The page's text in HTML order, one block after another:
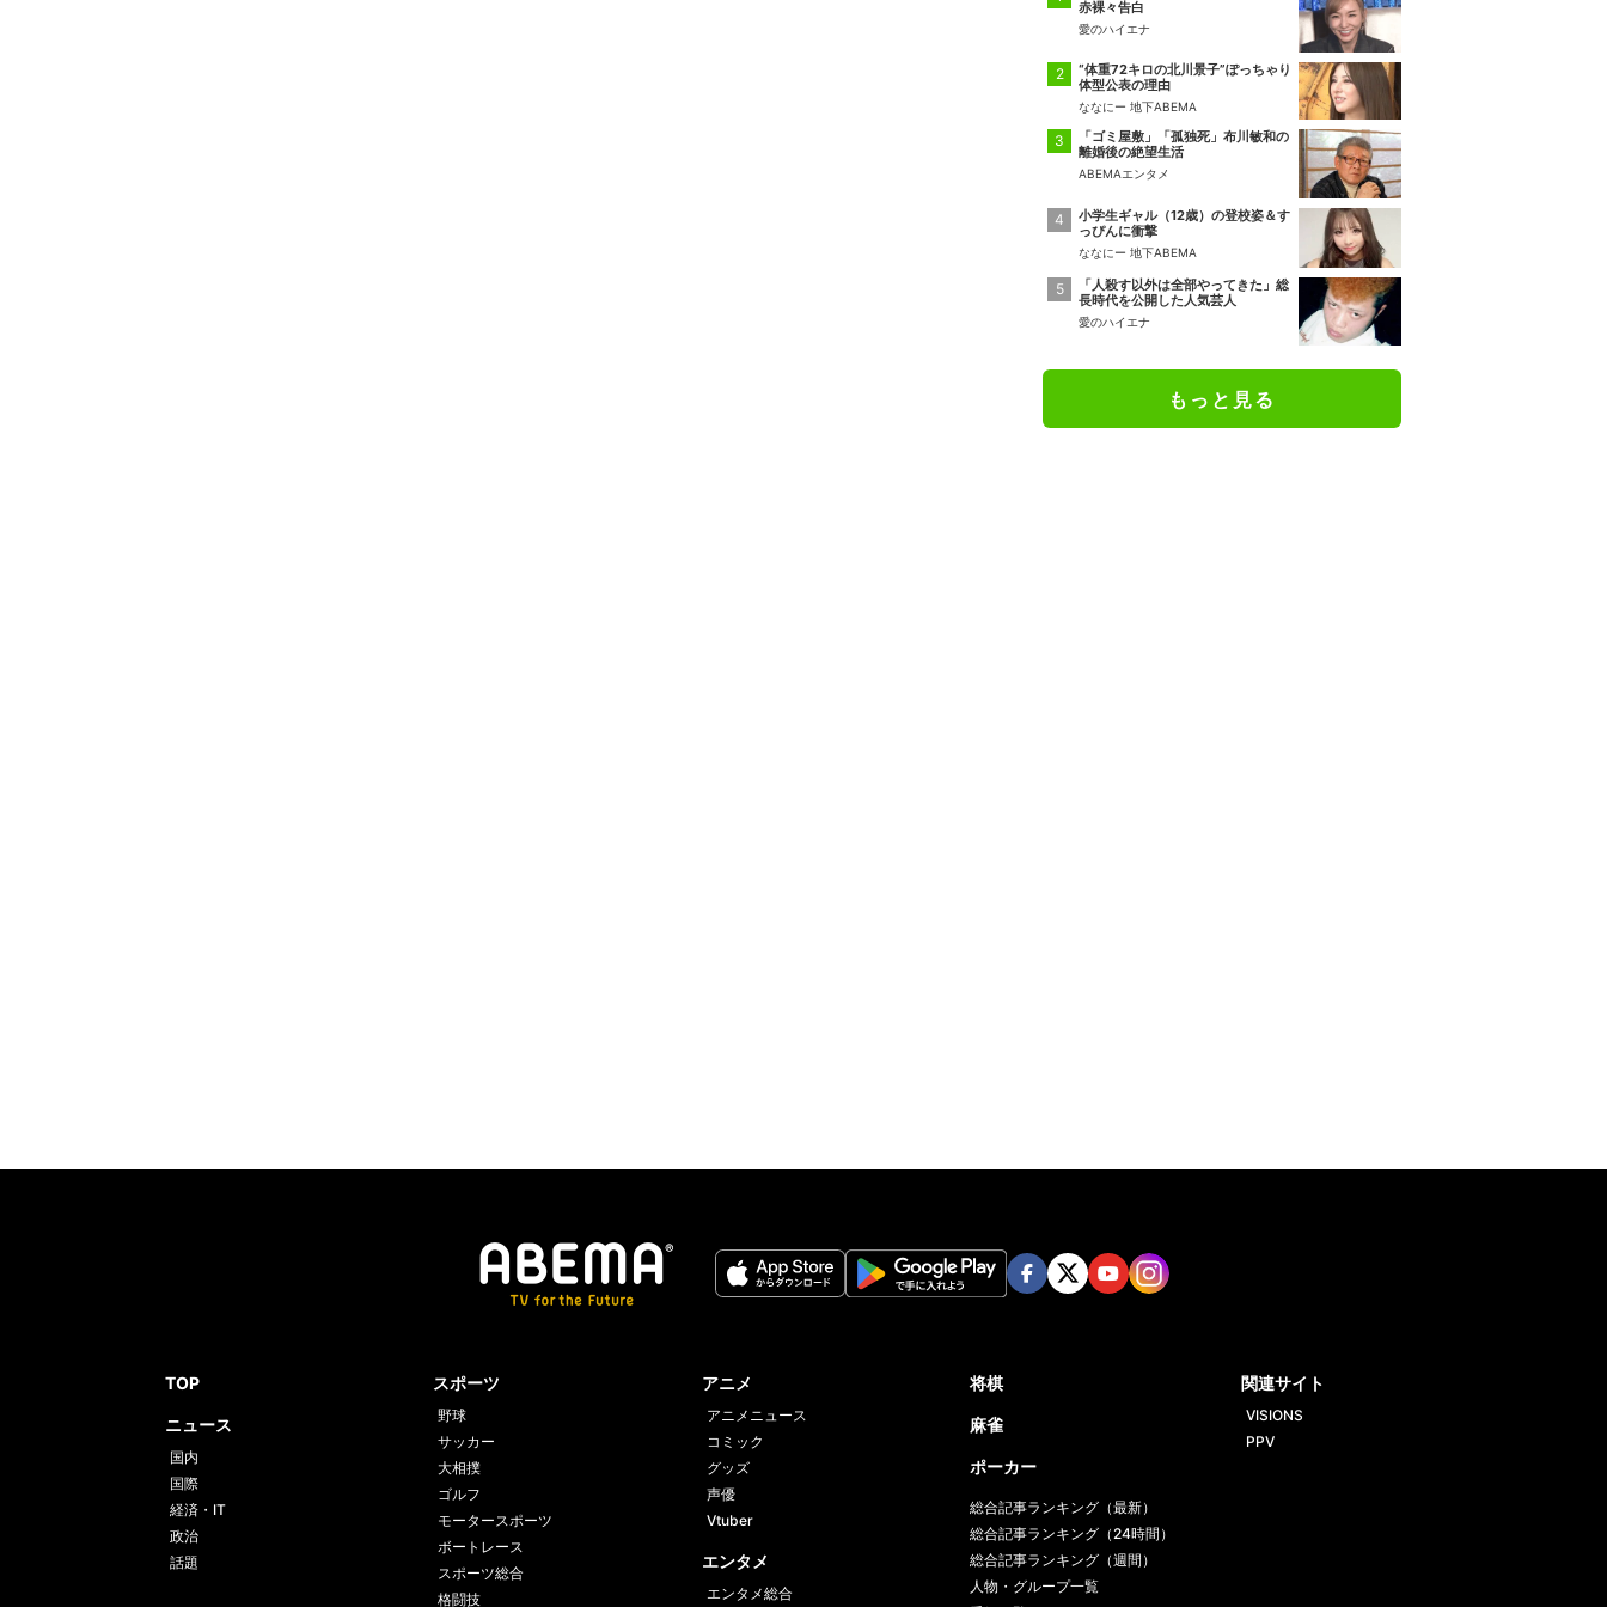
赤裸々告白
愛のハイエナ
“体重72キロの北川景子”ぽっちゃり
体型公表の理由
ななにー 地下ABEMA
「ゴミ屋敷」「孤独死」布川敏和の
離婚後の絶望生活
ABEMAエンタメ
小学生ギャル（12歳）の登校姿＆す
っぴんに衝撃
ななにー 地下ABEMA
「人殺す以外は全部やってきた」総
長時代を公開した人気芸人
愛のハイエナ
もっと見る
TOP
ニュース
国内
国際
経済・IT
政治
話題
スポーツ
野球
サッカー
大相撲
ゴルフ
モータースポーツ
ボートレース
スポーツ総合
格闘技
アニメ
アニメニュース
コミック
グッズ
声優
Vtuber
エンタメ
エンタメ総合
将棋
麻雀
ポーカー
総合記事ランキング（最新）
総合記事ランキング（24時間）
総合記事ランキング（週間）
人物・グループ一覧
関連サイト
VISIONS
PPV